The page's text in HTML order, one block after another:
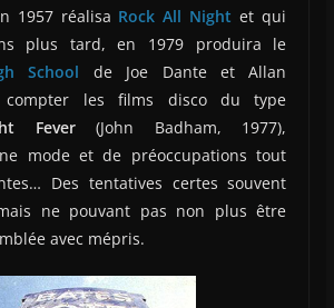
1957 réalisa Rock All Night et qui
plus tard, en 1979 produira le
School de Joe Dante et Allan
compter les films disco du type
Fever(John Badham, 1977),
mode et de préoccupations tout
Des tentatives certes souvent
ne pouvant pas non plus être
avec mépris.